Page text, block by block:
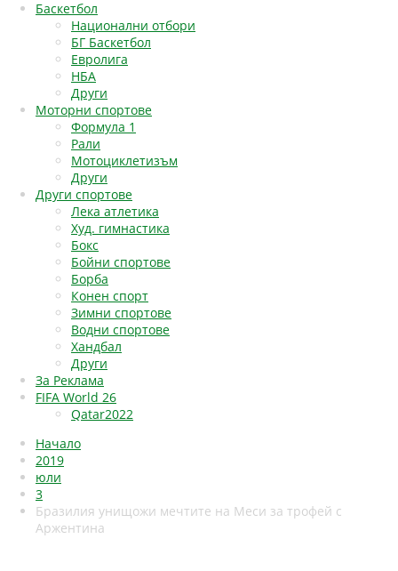
Баскетбол
Национални отбори
БГ Баскетбол
Евролига
НБА
Други
Моторни спортове
Формула 1
Рали
Мотоциклетизъм
Други
Други спортове
Лека атлетика
Худ. гимнастика
Бокс
Бойни спортове
Борба
Конен спорт
Зимни спортове
Водни спортове
Хандбал
Други
За Реклама
FIFA World 26
Qatar2022
Начало
2019
юли
3
Бразилия унищожи мечтите на Меси за трофей с
Аржентина